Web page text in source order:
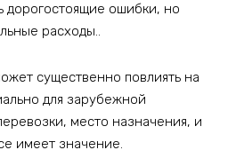
дорогостоящие ошибки, но
расходы..
существенно повлиять на
для зарубежной
место назначения, и
имеет значение.